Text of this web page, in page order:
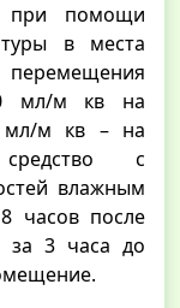
при помощи
в места
мл/м кв на
мл/м кв – на
с
влажным
часов после
за 3 часа до